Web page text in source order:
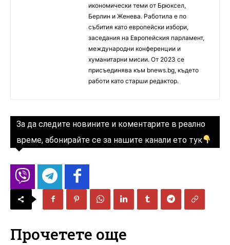
икономически теми от Брюксел,
Берлин и Женева. Работила е по
събития като европейски избори,
заседания на Европейския парламент,
международни конференции и
хуманитарни мисии. От 2023 се
присъединява към bnews.bg, където
работи като старши редактор.
За да следите новините и коментарите в реално
време, абонирайте се за нашите канали ето тук
Прочетете още